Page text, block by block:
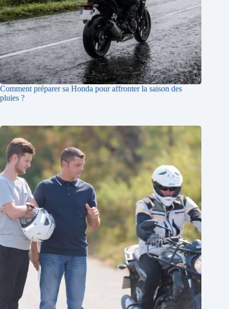
Comment préparer sa Honda pour affronter la saison des
pluies ?